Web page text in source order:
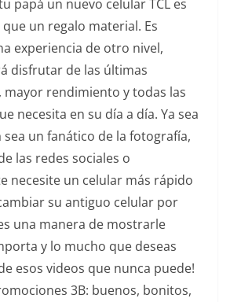
papá un nuevo celular TCL es
un regalo material. Es
experiencia de otro nivel,
disfrutar de las últimas
mayor rendimiento y todas las
necesita en su día a día. Ya sea
sea un fanático de la fotografía,
las redes sociales o
necesite un celular más rápido
su antiguo celular por
una manera de mostrarle
y lo mucho que deseas
esos videos que nunca puede!
3B: buenos, bonitos,